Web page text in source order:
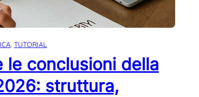
, TUTORIAL
le conclusioni della
struttura,